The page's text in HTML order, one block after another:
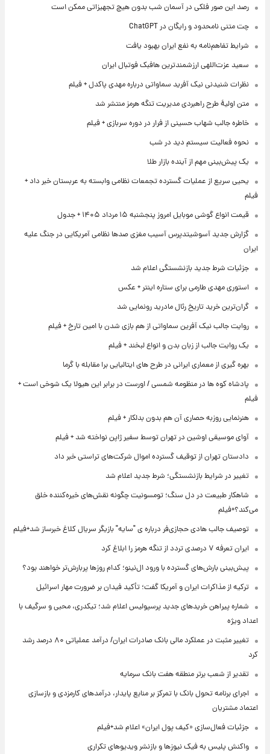
رصد این صور فلکی در آسمان شب بدون هیچ تجهیزاتی ممکن است
چت متنی نامحدود و رایگان در ChatGPT
شرایط تفاهم‌نامه به نفع ایران بهبود یافت
سعید عزت‌اللهی ارزشمندترین هافبک فوتبال ایران
نظرات شنیدنی نیک آفرید سماواتی درباره مهدی پاکدل + فیلم
متن اولیۀ طرح راهبردی مدیریت تنگه هرمز منتشر شد
خاطره جالب شهاب حسینی از فرار در دوره سربازی + فیلم
نحوه فعالیت سیستم دید در شب
یک پیش‌بینی مهم از آینده بازار طلا
یحیی سریع از عملیات گسترده تجمعات نظامی وابسته به عربستان خبر داد +
فیلم
قیمت انواع گوشی موبایل امروز پنجشنبه ۱۵ مرداد ۱۴۰۵ + جدول
گزارش جدید آسوشیتدپرس آسیب مغزی صدها نظامی آمریکایی در جنگ علیه
ایران
جزئیات شرط جدید بازنشستگی اعلام شد
استوری مهدی طارمی برای ستاره اینتر + عکس
گران‌ترین خرید تاریخ رئال مادرید رونمایی شد
روایت جالب نیک آفرین سماواتی از هم بازی شدن با امین تارخ + فیلم
یک روایت جالب از زبان بدن و انواع لبخند + فیلم
بهره گیری از معماری ایرانی در طرح های ایتالیایی برا مقابله با گرما
پادشاه کوه ها در منظومه شمسی / اورست در برابر این هیولا یک شوخی است +
فیلم
هنرنمایی روزبه حصاری آن هم بدون بدلکار + فیلم
آوای موسیقی اوشین در تهران توسط سفیر ژاپن نواخته شد + فیلم
دادستان تهران از توقیف گسترده اموال شرکت‌های تراستی خبر داد
تغییر در شرایط بازنشستگی؛ شرط جدید اعلام شد
شاهکار طبیعت در دل سنگ؛ تومسونیت چگونه نقش‌های خیره‌کننده خلق
می‌کند؟+فیلم
توصیف جالب هادی حجازی‌فر درباره ی "سایه" بازیگر سریال کلاغ خبرساز شد+فیلم
ایران تعرفه ۷ درصدی تردد از تنگه هرمز را ابلاغ کرد
پیش‌بینی بارش‌های گسترده با ورود ال‌نینو؛ کدام روزها پربارش‌تر خواهند بود؟
ترکیه از مذاکرات ایران و آمریکا گفت؛ تأکید فیدان بر ضرورت مهار اسرائیل
شماره پیراهن خریدهای جدید پرسپولیس اعلام شد؛ تیکدری، محبی و سرگیف با
اعداد ویژه
تغییر مثبت در عملکرد مالی بانک صادرات ایران/ درآمد عملیاتی ۸۰ درصد رشد
کرد
تقدیر از شعب برتر منطقه هفت بانک سرمایه
اجرای برنامه تحول بانک با تمرکز بر منابع پایدار، درآمدهای کارمزدی و بازسازی
اعتماد مشتریان
جزئیات فعال‌سازی «کیف پول ایران» اعلام شد+فیلم
واکنش پلیس به فیک نیوزها و بازنشر ویدیوهای تکراری